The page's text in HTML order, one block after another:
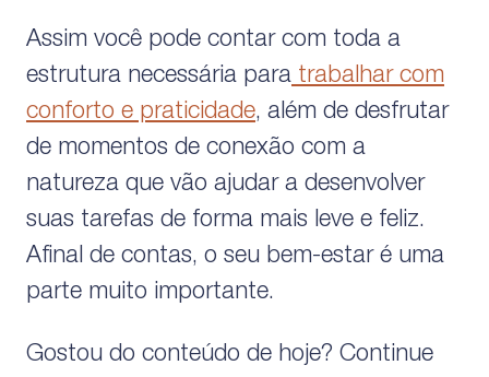
Assim você pode contar com toda a
estrutura necessária para trabalhar com
conforto e praticidade, além de desfrutar
de momentos de conexão com a
natureza que vão ajudar a desenvolver
suas tarefas de forma mais leve e feliz.
Afinal de contas, o seu bem-estar é uma
parte muito importante.
Gostou do conteúdo de hoje? Continue